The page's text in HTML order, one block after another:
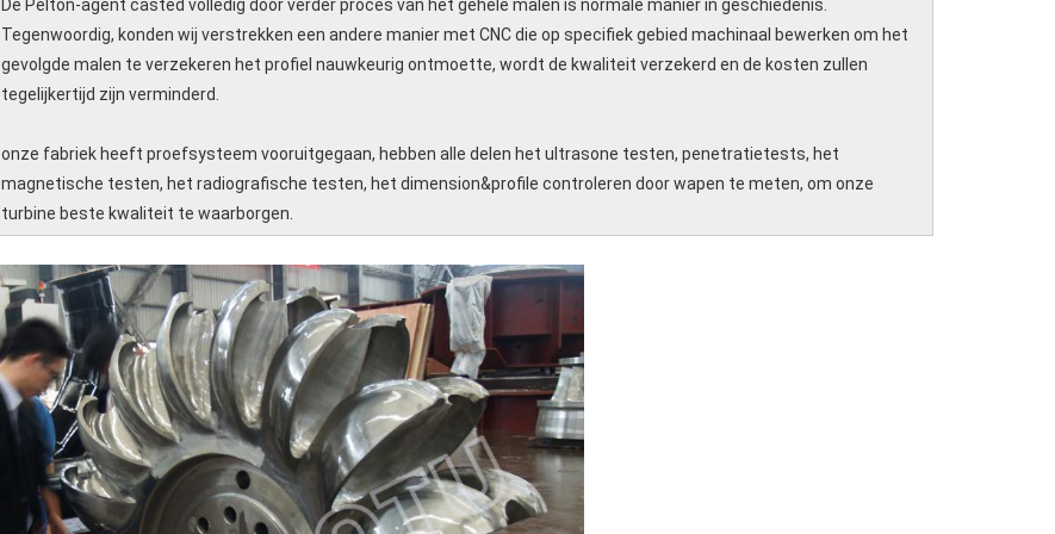
De Pelton-agent casted volledig door verder proces van het gehele malen is normale manier in geschiedenis.
Tegenwoordig, konden wij verstrekken een andere manier met CNC die op specifiek gebied machinaal bewerken om het
gevolgde malen te verzekeren het profiel nauwkeurig ontmoette, wordt de kwaliteit verzekerd en de kosten zullen
tegelijkertijd zijn verminderd.
onze fabriek heeft proefsysteem vooruitgegaan, hebben alle delen het ultrasone testen, penetratietests, het
magnetische testen, het radiografische testen, het dimension&profile controleren door wapen te meten, om onze
turbine beste kwaliteit te waarborgen.